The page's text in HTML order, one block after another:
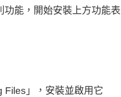
能，開始安裝上方功能表
Files」，安裝並啟用它